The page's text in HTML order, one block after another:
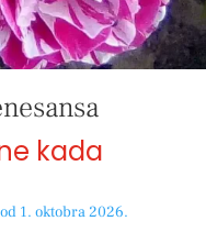
kada
1. oktobra 2026.